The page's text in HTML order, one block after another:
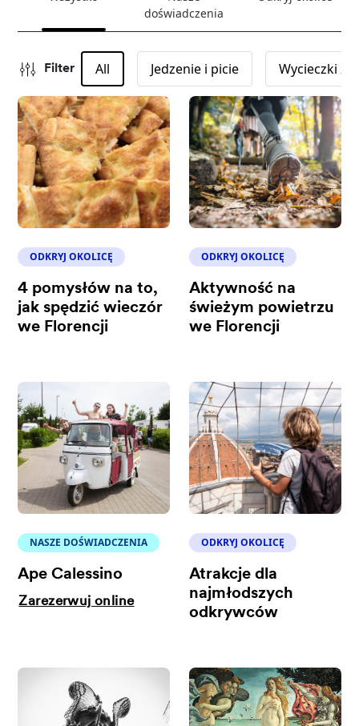
doświadczenia
Filter All Jedzenie i picie Wycieczki z
ODKRYJ OKOLICĘ
4 pomysłów na to,
jak spędzić wieczór
we Florencji
ODKRYJ OKOLICĘ
Aktywność na
świeżym powietrzu
we Florencji
NASZE DOŚWIADCZENIA
Ape Calessino
Zarezerwuj online
ODKRYJ OKOLICĘ
Atrakcje dla
najmłodszych
odkrywców